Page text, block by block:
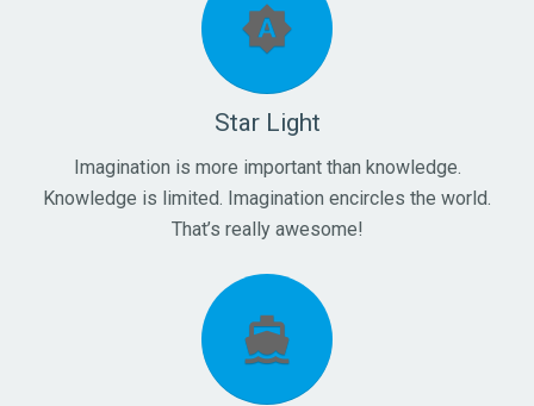
brightness_auto
Star Light
Imagination is more important than knowledge.
Knowledge is limited. Imagination encircles the world.
That’s really awesome!
directions_ferry